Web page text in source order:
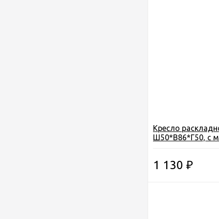
Кресло
Ш50*В86*Г50, с
чехле, алюм, цв.
18)
1 130 ₽